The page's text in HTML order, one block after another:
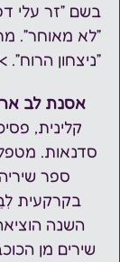
בשם ״זר עלי
״לא מאוחר”.
״ניצחון הרוח״.
אסנת לב
קלינית,
סדנאות.
ספר
בקרקעית
השנה
שירים מן